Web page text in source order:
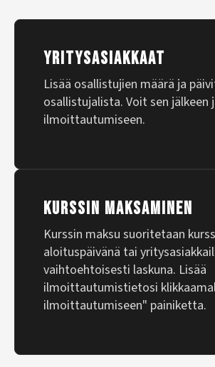
YRITYSASIAKKAAT
Lisää osallistujien määrä ja
osallistujalista. Voit sen jälkeen
ilmoittautumiseen.
KURSSIN MAKSAMINEN
Kurssin maksu suoritetaan
aloituspäivänä tai
vaihtoehtoisesti laskuna. Lisää
ilmoittautumistietosi
ilmoittautumiseen" painiketta.